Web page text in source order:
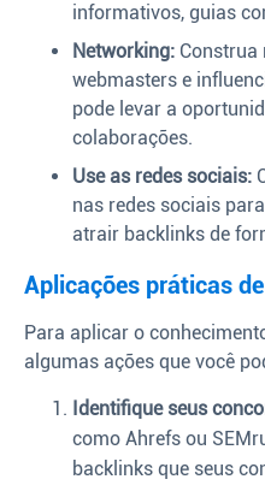
informativos, guias
Networking: Construa
webmasters e
pode levar a
colaborações.
Use as redes sociais:
nas redes sociais
atrair backlinks de
Aplicações práticas
Para aplicar o
algumas ações que você
Identifique seus
como Ahrefs ou
backlinks que seus